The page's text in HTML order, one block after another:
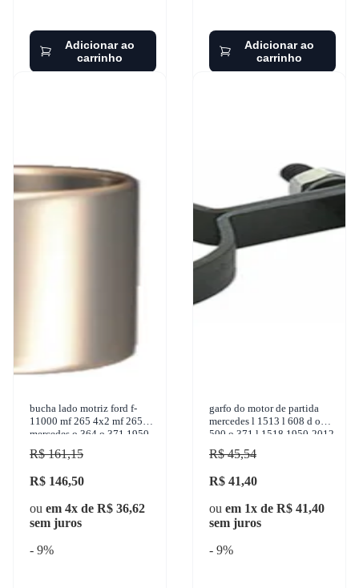
Adicionar ao
carrinho
Adicionar ao
carrinho
bucha lado motriz ford f-
11000 mf 265 4x2 mf 265
mercedes o 364 o 371 1950-
2004 sulcarbon - sc004-s
R$ 161,15
R$ 146,50
ou em 4x de R$ 36,62
sem juros
- 9%
garfo do motor de partida
mercedes l 1513 l 608 d o
500 o 371 l 1518 1950-2012
unifap - uf - 4.404
R$ 45,54
R$ 41,40
ou em 1x de R$ 41,40
sem juros
- 9%